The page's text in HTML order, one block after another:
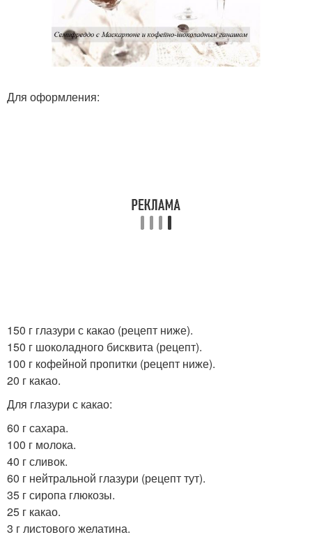
Для оформления:
150 г глазури с какао (рецепт ниже).
150 г шоколадного бисквита (рецепт).
100 г кофейной пропитки (рецепт ниже).
20 г какао.
Для глазури с какао:
60 г сахара.
100 г молока.
40 г сливок.
60 г нейтральной глазури (рецепт тут).
35 г сиропа глюкозы.
25 г какао.
3 г листового желатина.